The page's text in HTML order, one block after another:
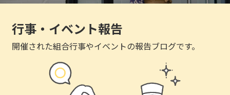
行事・イベント報告
開催された組合行事やイベントの報告ブログです。